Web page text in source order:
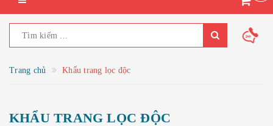
Trang chủ Khẩu trang lọc độc
KHẨU TRANG LỌC ĐỘC